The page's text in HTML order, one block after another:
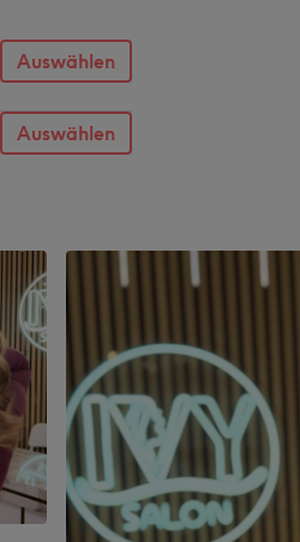
Auswählen
Auswählen